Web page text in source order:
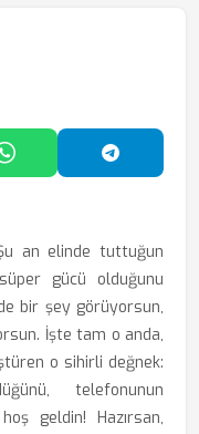
WhatsApp'ta Paylaş
an elinde tuttuğun
gücü olduğunu
bir şey görüyorsun,
İşte tam o anda,
o sihirli değnek:
telefonunun
geldin! Hazırsan,